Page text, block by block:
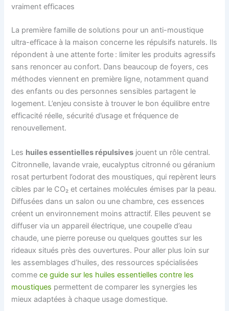
vraiment efficaces
La première famille de solutions pour un anti-moustique
ultra-efficace à la maison concerne les répulsifs naturels. Ils
répondent à une attente forte : limiter les produits agressifs
sans renoncer au confort. Dans beaucoup de foyers, ces
méthodes viennent en première ligne, notamment quand
des enfants ou des personnes sensibles partagent le
logement. L’enjeu consiste à trouver le bon équilibre entre
efficacité réelle, sécurité d’usage et fréquence de
renouvellement.
Les huiles essentielles répulsives jouent un rôle central.
Citronnelle, lavande vraie, eucalyptus citronné ou géranium
rosat perturbent l’odorat des moustiques, qui repèrent leurs
cibles par le CO₂ et certaines molécules émises par la peau.
Diffusées dans un salon ou une chambre, ces essences
créent un environnement moins attractif. Elles peuvent se
diffuser via un appareil électrique, une coupelle d’eau
chaude, une pierre poreuse ou quelques gouttes sur les
rideaux situés près des ouvertures. Pour aller plus loin sur
les assemblages d’huiles, des ressources spécialisées
commece guide sur les huiles essentielles contre les
moustiques permettent de comparer les synergies les
mieux adaptées à chaque usage domestique.